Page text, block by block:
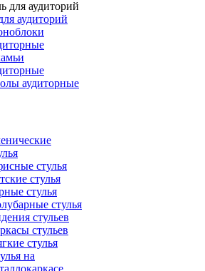
аудиторий
аудиторные
стулья
стулья
стулья
стулья
стульев
стульев
стулья
на